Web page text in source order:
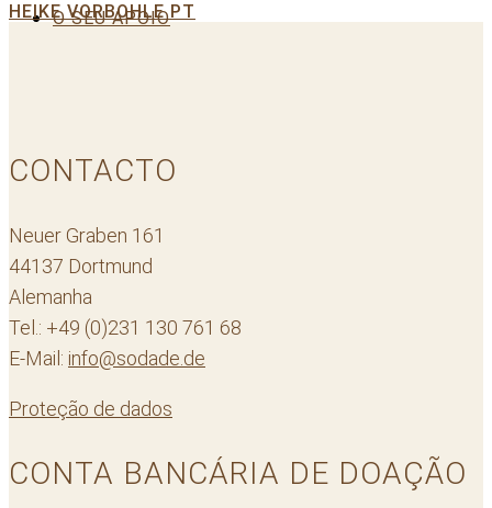
O SEU APOIO
HEIKE VORBOHLE PT
CONTACTO
Neuer Graben 161
44137 Dortmund
Alemanha
Tel.: +49 (0)231 130 761 68
E-Mail: info@sodade.de
Proteção de dados
CONTA BANCÁRIA DE DOAÇÃO